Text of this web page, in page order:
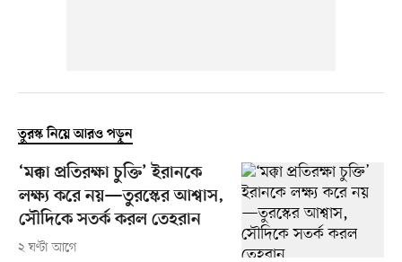
তুরস্ক নিয়ে আরও পড়ুন
‘মক্কা প্রতিরক্ষা চুক্তি’ ইরানকে
লক্ষ্য করে নয়—তুরস্কের আশ্বাস,
সৌদিকে সতর্ক করল তেহরান
২ ঘণ্টা আগে